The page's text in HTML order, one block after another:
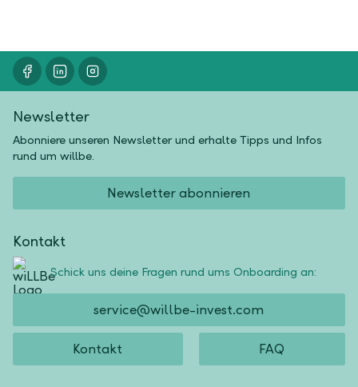
Newsletter
Abonniere unseren Newsletter und erhalte Tipps und Infos
rund um willbe.
Newsletter abonnieren
Kontakt
Schick uns deine Fragen rund ums Onboarding an:
service@willbe-invest.com
Kontakt FAQ